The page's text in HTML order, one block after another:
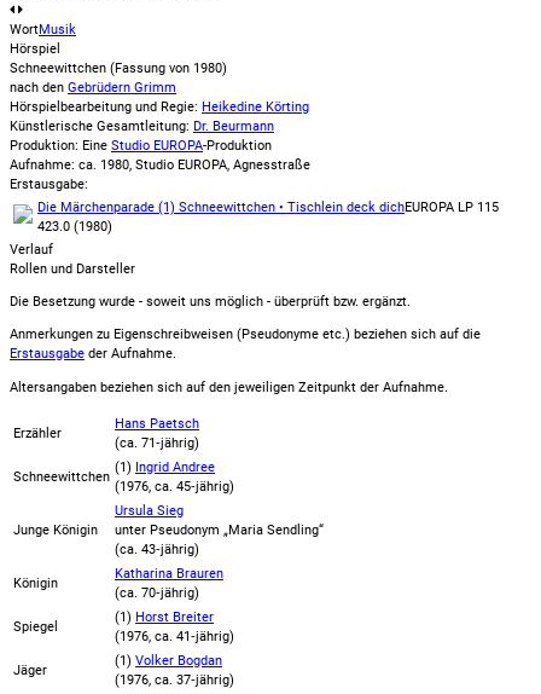
WortMusik
Hörspiel
Schneewittchen (Fassung von 1980)
nach den Gebrüdern Grimm
Hörspielbearbeitung und Regie: Heikedine Körting
Künstlerische Gesamtleitung: Dr. Beurmann
Produktion: Eine Studio EUROPA-Produktion
Aufnahme: ca. 1980, Studio EUROPA, Agnesstraße
Erstausgabe:
Die Märchenparade (1) Schneewittchen • Tischlein deck dichEUROPA LP 115
423.0 (1980)
Verlauf
Rollen und Darsteller
Die Besetzung wurde - soweit uns möglich - überprüft bzw. ergänzt.
Anmerkungen zu Eigenschreibweisen (Pseudonyme etc.) beziehen sich auf die
Erstausgabe der Aufnahme.
Altersangaben beziehen sich auf den jeweiligen Zeitpunkt der Aufnahme
Erzähler
Hans Paetsch
(ca. 71‑jährig)
Schneewittchen
(1) Ingrid Andree
(1976, ca. 45‑jährig)
Junge Königin
Ursula Sieg
unter Pseudonym „Maria Sendling“
(ca. 43‑jährig)
Königin
Katharina Brauren
(ca. 70‑jährig)
Spiegel
(1) Horst Breiter
(1976, ca. 41‑jährig)
Jäger
(1) Volker Bogdan
(1976, ca. 37‑jährig)